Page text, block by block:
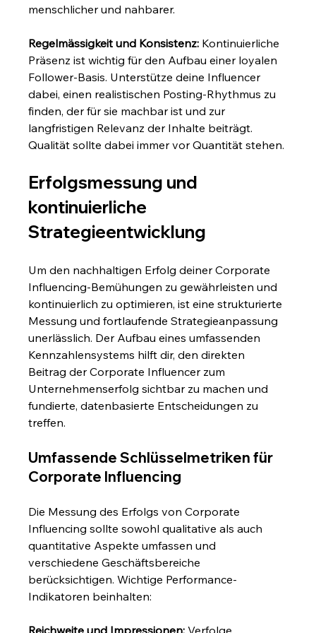
menschlicher und nahbarer.
Regelmässigkeit und Konsistenz: Kontinuierliche
Präsenz ist wichtig für den Aufbau einer loyalen
Follower-Basis. Unterstütze deine Influencer
dabei, einen realistischen Posting-Rhythmus zu
finden, der für sie machbar ist und zur
langfristigen Relevanz der Inhalte beiträgt.
Qualität sollte dabei immer vor Quantität stehen.
Erfolgsmessung und
kontinuierliche
Strategieentwicklung
Um den nachhaltigen Erfolg deiner Corporate
Influencing-Bemühungen zu gewährleisten und
kontinuierlich zu optimieren, ist eine strukturierte
Messung und fortlaufende Strategieanpassung
unerlässlich. Der Aufbau eines umfassenden
Kennzahlensystems hilft dir, den direkten
Beitrag der Corporate Influencer zum
Unternehmenserfolg sichtbar zu machen und
fundierte, datenbasierte Entscheidungen zu
treffen.
Umfassende Schlüsselmetriken für
Corporate Influencing
Die Messung des Erfolgs von Corporate
Influencing sollte sowohl qualitative als auch
quantitative Aspekte umfassen und
verschiedene Geschäftsbereiche
berücksichtigen. Wichtige Performance-
Indikatoren beinhalten:
Reichweite und Impressionen: Verfolge